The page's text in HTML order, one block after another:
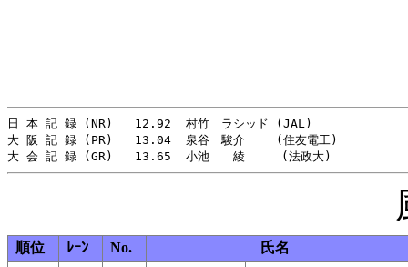
日 本 記 録 (NR)   12.92  村竹　ラシッド (JAL)　　　
大 阪 記 録 (PR)   13.04  泉谷　駿介　　 (住友電工) 　　　
順位 ﾚｰﾝ No. 氏名